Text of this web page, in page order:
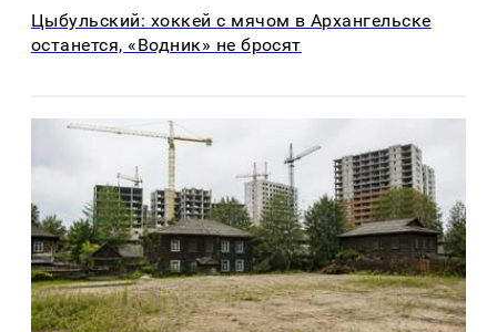
Цыбульский: хоккей с мячом в Архангельске
останется, «Водник» не бросят